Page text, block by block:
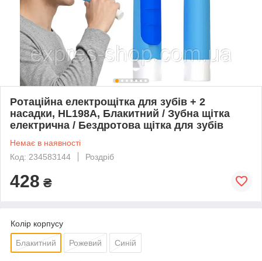
Ротаційна електрощітка для зубів + 2
насадки, HL198A, Блакитний / Зубна щітка
електрична / Бездротова щітка для зубів
Немає в наявності
Код: 234583144
Роздріб
428 ₴
Колір корпусу
Блакитний Рожевий Синій